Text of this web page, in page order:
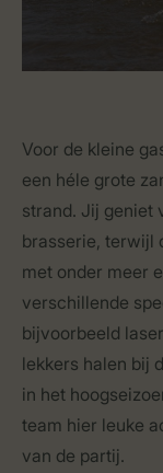
Voor de kleine
een héle grote
strand. Jij geniet
brasserie, terwijl
met onder meer
verschillende
bijvoorbeeld
lekkers halen bij
in het
team hier leuke
van de partij.